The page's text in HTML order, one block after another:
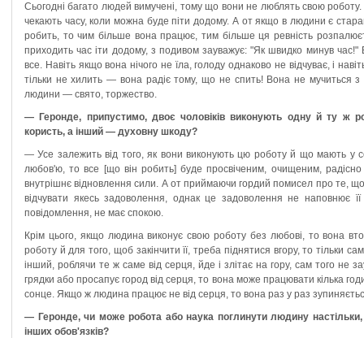
Сьогодні багато людей вимучені, тому що вони не люблять свою
чекають часу, коли можна буде піти додому. А от якщо в людини є
робить, то чим більше вона працює, тим більше ця ревність
приходить час іти додому, з подивом зауважує: "Як швидко минув час!"
все. Навіть якщо вона нічого не їла, голоду однаково не відчуває, і
тільки не хилить — вона радіє тому, що не спить! Вона не мучиться з
людини — свято, торжество.
— Геронде, припустимо, двоє чоловіків виконують одну й ту ж
користь, а інший — духовну шкоду?
— Усе залежить від того, як вони виконують цю роботу й що мають у
любов'ю, то все [що він робить] буде просвіченим, очищеним, радісно
внутрішнє відновлення сили. А от приймаючи гордий помисел про те,
відчувати якесь задоволення, однак це задоволення не наповнює
повідомлення, не має спокою.
Крім цього, якщо людина виконує свою роботу без любові, то вона
роботу й для того, щоб закінчити її, треба піднятися вгору, то тільки
інший, роблячи те ж саме від серця, йде і злітає на гору, сам того не
грядки або просапує город від серця, то вона може працювати кілька
сонце. Якщо ж людина працює не від серця, то вона раз у раз
— Геронде, чи може робота або наука поглинути людину
інших обов'язків?